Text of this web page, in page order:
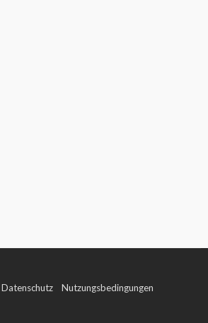
Datenschutz Nutzungsbedingungen